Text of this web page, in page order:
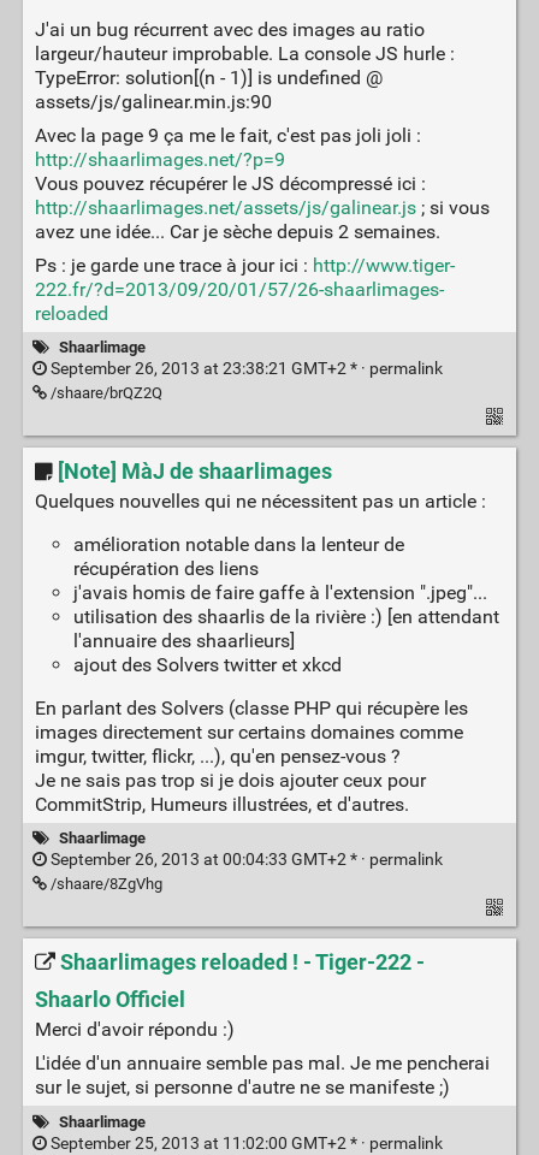
J'ai un bug récurrent avec des images au ratio
largeur/hauteur improbable. La console JS hurle :
TypeError: solution[(n - 1)] is undefined @
assets/js/galinear.min.js:90
Avec la page 9 ça me le fait, c'est pas joli joli :
http://shaarlimages.net/?p=9
Vous pouvez récupérer le JS décompressé ici :
http://shaarlimages.net/assets/js/galinear.js; si vous
avez une idée... Car je sèche depuis 2 semaines.
Ps : je garde une trace à jour ici : http://www.tiger-
222.fr/?d=2013/09/20/01/57/26-shaarlimages-
reloaded
Shaarlimage
September 26, 2013 at 23:38:21 GMT+2 * · permalink
/shaare/brQZ2Q
[Note] MàJ de shaarlimages
Quelques nouvelles qui ne nécessitent pas un article :
amélioration notable dans la lenteur de
récupération des liens
j'avais homis de faire gaffe à l'extension ".jpeg"...
utilisation des shaarlis de la rivière :) [en attendant
l'annuaire des shaarlieurs]
ajout des Solvers twitter et xkcd
En parlant des Solvers (classe PHP qui récupère les
images directement sur certains domaines comme
imgur, twitter, flickr, ...), qu'en pensez-vous ?
Je ne sais pas trop si je dois ajouter ceux pour
CommitStrip, Humeurs illustrées, et d'autres.
Shaarlimage
September 26, 2013 at 00:04:33 GMT+2 * · permalink
/shaare/8ZgVhg
Shaarlimages reloaded ! - Tiger-222 -
Shaarlo Officiel
Merci d'avoir répondu :)
L'idée d'un annuaire semble pas mal. Je me pencherai
sur le sujet, si personne d'autre ne se manifeste ;)
Shaarlimage
September 25, 2013 at 11:02:00 GMT+2 * · permalink